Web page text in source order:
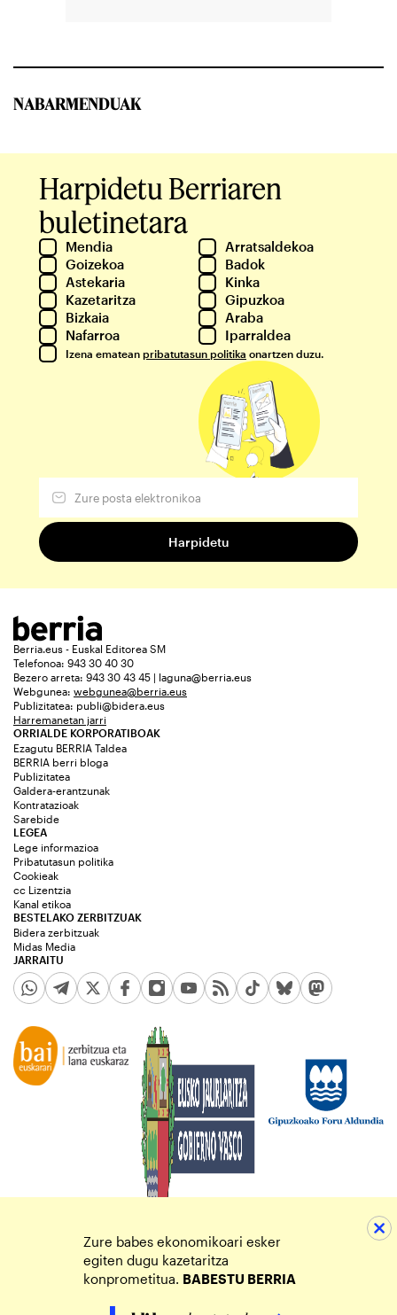
NABARMENDUAK
Harpidetu Berriaren
buletinetara
Mendia
Arratsaldekoa
Goizekoa
Badok
Astekaria
Kinka
Kazetaritza
Gipuzkoa
Bizkaia
Araba
Nafarroa
Iparraldea
Izena ematean pribatutasun politika onartzen duzu.
Berria.eus - Euskal Editorea SM
Telefonoa: 943 30 40 30
Bezero arreta: 943 30 43 45 | laguna@berria.eus
Webgunea: webgunea@berria.eus
Publizitatea: publi@bidera.eus
Harremanetan jarri
ORRIALDE KORPORATIBOAK
Ezagutu BERRIA Taldea
BERRIA berri bloga
Publizitatea
Galdera-erantzunak
Kontratazioak
Sarebide
JARRAITU
LEGEA
Lege informazioa
Pribatutasun politika
Cookieak
cc Lizentzia
Kanal etikoa
BESTELAKO ZERBITZUAK
Bidera zerbitzuak
Midas Media
Zure babes ekonomikoari esker
egiten dugu kazetaritza
konprometitua. BABESTU BERRIA